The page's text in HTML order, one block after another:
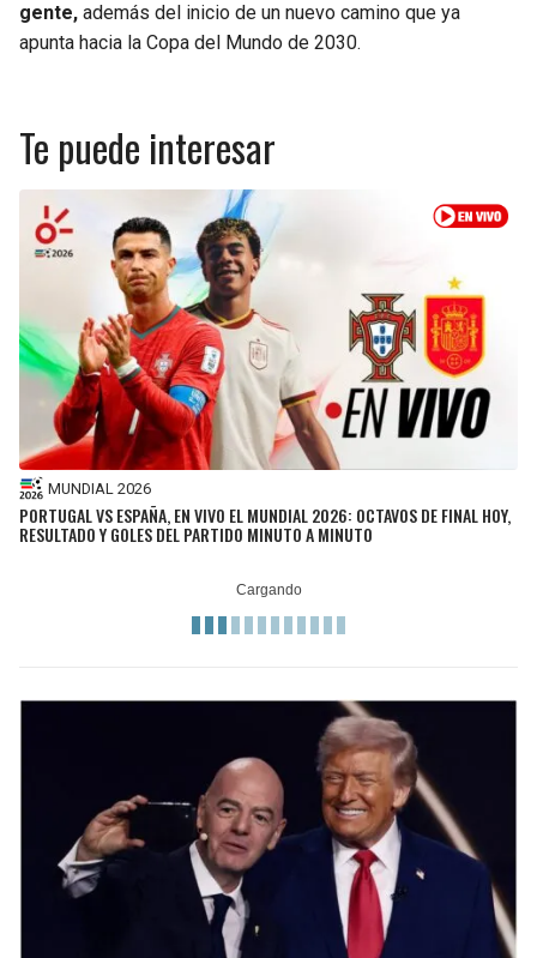
gente, además del inicio de un nuevo camino que ya
apunta hacia la Copa del Mundo de 2030.
Te puede interesar
MUNDIAL 2026
PORTUGAL VS ESPAÑA, EN VIVO EL MUNDIAL 2026: OCTAVOS DE FINAL HOY,
RESULTADO Y GOLES DEL PARTIDO MINUTO A MINUTO